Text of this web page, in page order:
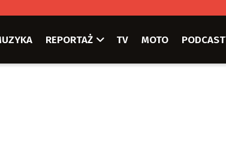
REPORTAŻ TV MOTO